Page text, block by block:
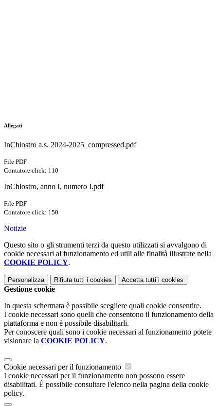
Allegati
InChiostro a.s. 2024-2025_compressed.pdf
File PDF
Contatore click: 110
InChiostro, anno I, numero I.pdf
File PDF
Contatore click: 150
Notizie
Questo sito o gli strumenti terzi da questo utilizzati si avvalgono di
cookie necessari al funzionamento ed utili alle finalità illustrate nella
COOKIE POLICY.
Personalizza Rifiuta tutti i cookies Accetta tutti i cookies
Gestione cookie
In questa schermata è possibile scegliere quali cookie consentire.
I cookie necessari sono quelli che consentono il funzionamento della
piattaforma e non è possibile disabilitarli.
Per conoscere quali sono i cookie necessari al funzionamento potete
visionare la COOKIE POLICY.
Cookie necessari per il funzionamento
I cookie necessari per il funzionamento non possono essere
disabilitati. È possibile consultare l'elenco nella pagina della cookie
policy.